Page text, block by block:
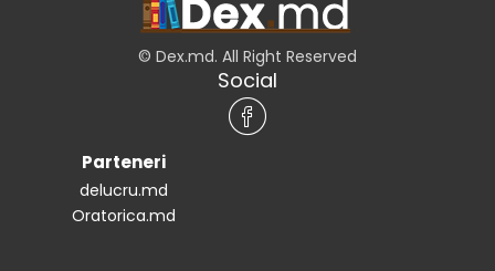
© Dex.md. All Right Reserved
Social
Parteneri
delucru.md
Oratorica.md